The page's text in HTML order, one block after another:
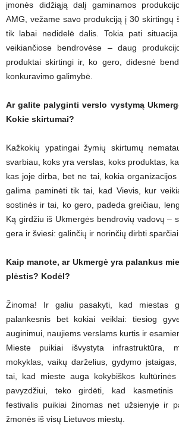
įmonės didžiąją dalį gaminamos
AMG, vežame savo produkciją į 30 skirtingų
tik labai nedidelė dalis. Tokia pati
veikiančiose bendrovėse – daug
produktai skirtingi ir, ko gero, didesnė
konkuravimo galimybė.
Ar galite palyginti verslo vystymą
Kokie skirtumai?
Kažkokių ypatingai žymių skirtumų
svarbiau, koks yra verslas, koks produktas,
kas joje dirba, bet ne tai, kokia
galima paminėti tik tai, kad Vievis, kur
sostinės ir tai, ko gero, padeda greičiau,
Ką girdžiu iš Ukmergės bendrovių vadovų –
gera ir šviesi: galinčių ir norinčių dirbti
Kaip manote, ar Ukmergė yra palankus
plėstis? Kodėl?
Žinoma! Ir galiu pasakyti, kad miestas
palankesnis bet kokiai veiklai: tiesiog
auginimui, naujiems verslams kurtis ir
Mieste puikiai išvystyta infrastruktūra,
mokyklas, vaikų darželius, gydymo
tai, kad mieste auga kokybiškos kultūrinės
pavyzdžiui, teko girdėti, kad kasmetinis
festivalis puikiai žinomas net užsienyje ir
žmonės iš visų Lietuvos miestų.